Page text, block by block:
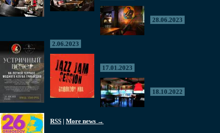
28.06.2023
2.06.2023
17.01.2023
18.10.2022
RSS | More news →